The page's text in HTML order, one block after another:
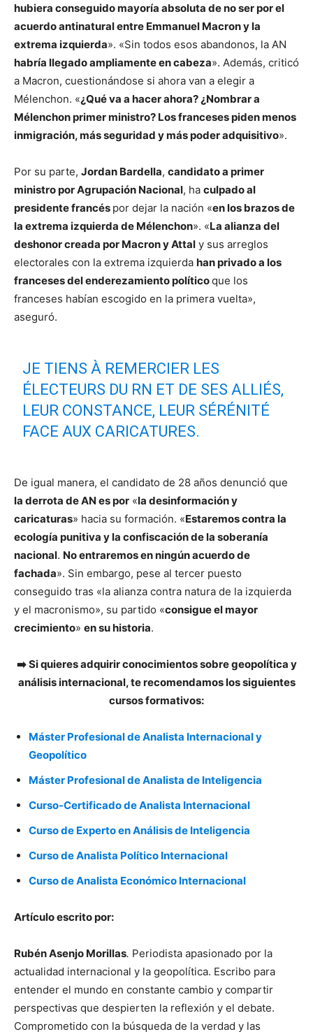
NOTRE VICTOIRE N'EST AUJOURD'HUI
QUE DIFFÉRÉE.
PIC.TWITTER.COM/FJZZEDMLBY
— Marine Le Pen (@MLP_officiel)July 7, 2024
hubiera conseguido mayoría absoluta de no ser por el
acuerdo antinatural entre Emmanuel Macron y la
extrema izquierda». «Sin todos esos abandonos, la AN
habría llegado ampliamente en cabeza». Además, criticó
a Macron, cuestionándose si ahora van a elegir a
Mélenchon. «¿Qué va a hacer ahora? ¿Nombrar a
Mélenchon primer ministro? Los franceses piden menos
inmigración, más seguridad y más poder adquisitivo».
Por su parte, Jordan Bardella, candidato a primer
ministro por Agrupación Nacional, ha culpado al
presidente francés por dejar la nación «en los brazos de
la extrema izquierda de Mélenchon». «La alianza del
deshonor creada por Macron y Attal y sus arreglos
electorales con la extrema izquierda han privado a los
franceses del enderezamiento políticoque los
franceses habían escogido en la primera vuelta»,
aseguró.
JE TIENS À REMERCIER LES
ÉLECTEURS DU RN ET DE SES ALLIÉS,
LEUR CONSTANCE, LEUR SÉRÉNITÉ
FACE AUX CARICATURES.
MALHEUREUSEMENT, L'ALLIANCE DU
DÉSHONNEUR ENTRE M. MACRON ET
M. MÉLENCHON JETTE CE SOIR LA
FRANCE DANS LES BRAS DE
L'EXTRÊME GAUCHE.
#LÉGISLATIVES2024
PIC.TWITTER.COM/9HOZACZ47T
— Jordan Bardella (@J_Bardella)
De igual manera, el candidato de 28 años denunció que
la derrota de AN es por «la desinformación y
caricaturas» hacia su formación. «Estaremos contra la
ecología punitiva y la confiscación de la soberanía
nacional. No entraremos en ningún acuerdo de
fachada». Sin embargo, pese al tercer puesto
conseguido tras «la alianza contra natura de la izquierda
y el macronismo», su partido «consigue el mayor
crecimiento» en su historia.
➡️ Si quieres adquirir conocimientos sobre geopolítica y
análisis internacional, te recomendamos los siguientes
cursos formativos:
Máster Profesional de Analista Internacional y
Geopolítico
Máster Profesional de Analista de Inteligencia
Curso-Certificado de Analista Internacional
Curso de Experto en Análisis de Inteligencia
Curso de Analista Político Internacional
Curso de Analista Económico Internacional
Artículo escrito por:
Rubén Asenjo Morillas. Periodista apasionado por la
actualidad internacional y la geopolítica. Escribo para
entender el mundo en constante cambio y compartir
perspectivas que despierten la reflexión y el debate.
Comprometido con la búsqueda de la verdad y las